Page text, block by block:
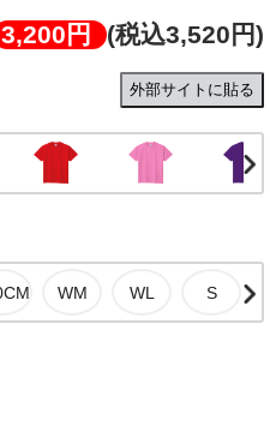
3,200円 (税込3,520円)
外部サイトに貼る